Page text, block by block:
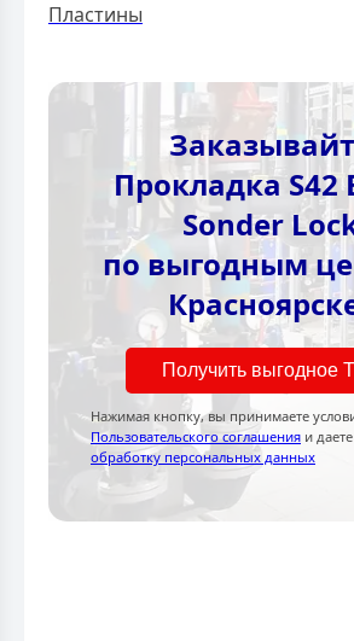
Пластины
Прокладка S42
Sonder
по выгодным
Получить выгодное
Нажимая кнопку, вы принимаете
Пользовательского соглашения и даете
обработку персональных данных